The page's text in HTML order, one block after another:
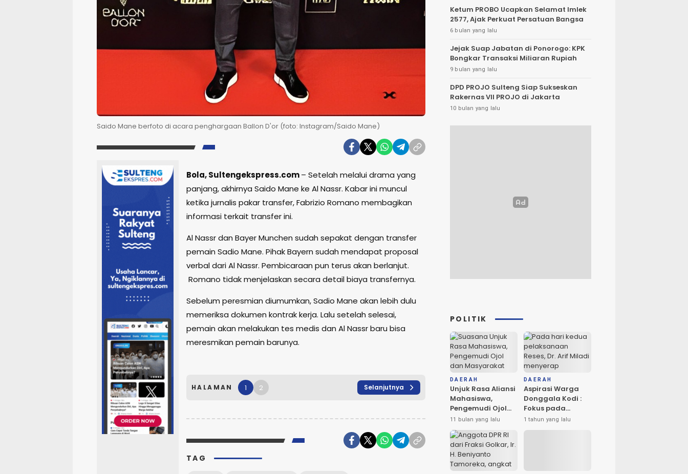
Saido Mane berfoto di acara penghargaan Ballon D'or (foto: Instagram/Saido Mane)
Bola, Sultengekspress.com– Setelah melalui drama yang
panjang, akhirnya Saido Mane ke Al Nassr. Kabar ini muncul
ketika jurnalis pakar transfer, Fabrizio Romano membagikan
informasi terkait transfer ini.
Al Nassr dan Bayer Munchen sudah sepakat dengan transfer
pemain Sadio Mane. Pihak Bayern sudah mendapat proposal
verbal dari Al Nassr. Pembicaraan pun terus akan berlanjut.
Romano tidak menjelaskan secara detail biaya transfernya.
Sebelum peresmian diumumkan, Sadio Mane akan lebih dulu
memeriksa dokumen kontrak kerja. Lalu setelah selesai,
pemain akan melakukan tes medis dan Al Nassr baru bisa
meresmikan pemain barunya.
HALAMAN 1 2 Selanjutnya
TAG
Ketum PROBO Ucapkan Selamat Imlek
2577, Ajak Perkuat Persatuan Bangsa
6 bulan yang lalu
Jejak Suap Jabatan di Ponorogo: KPK
Bongkar Transaksi Miliaran Rupiah
9 bulan yang lalu
DPD PROJO Sulteng Siap Sukseskan
Rakernas VII PROJO di Jakarta
10 bulan yang lalu
POLITIK
DAERAH
Unjuk Rasa Aliansi
Mahasiswa,
Pengemudi Ojol
dan Masyarakat
Berlangsung
Damai
11 bulan yang lalu
DAERAH
Aspirasi Warga
Donggala Kodi :
Fokus pada
Penerangan dan
1 tahun yang lalu